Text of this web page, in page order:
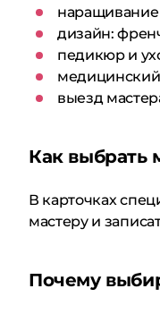
дизайн:
педикюр и
выезд
Как выбрать
В карточках
мастеру и
Почему